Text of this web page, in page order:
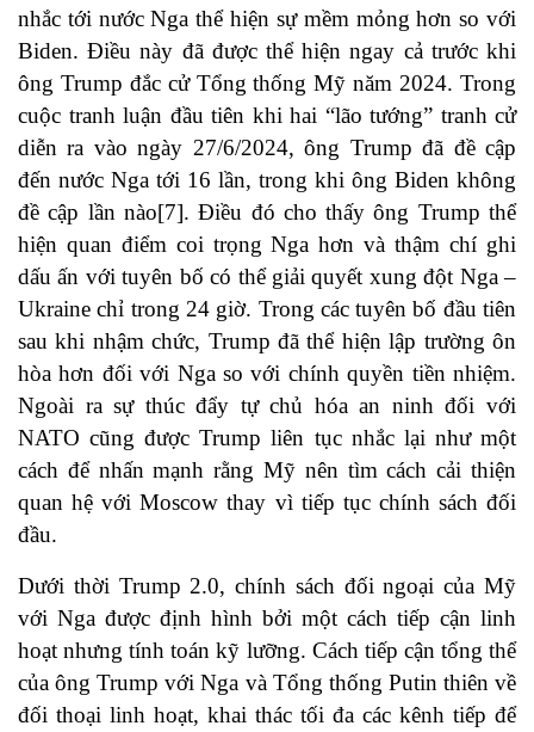
nhắc tới nước Nga thể hiện sự mềm mỏng hơn so với
Biden. Điều này đã được thể hiện ngay cả trước khi
ông Trump đắc cử Tổng thống Mỹ năm 2024. Trong
cuộc tranh luận đầu tiên khi hai “lão tướng” tranh cử
diễn ra vào ngày 27/6/2024, ông Trump đã đề cập
đến nước Nga tới 16 lần, trong khi ông Biden không
đề cập lần nào[7]. Điều đó cho thấy ông Trump thể
hiện quan điểm coi trọng Nga hơn và thậm chí ghi
dấu ấn với tuyên bố có thể giải quyết xung đột Nga –
Ukraine chỉ trong 24 giờ. Trong các tuyên bố đầu tiên
sau khi nhậm chức, Trump đã thể hiện lập trường ôn
hòa hơn đối với Nga so với chính quyền tiền nhiệm.
Ngoài ra sự thúc đẩy tự chủ hóa an ninh đối với
NATO cũng được Trump liên tục nhắc lại như một
cách để nhấn mạnh rằng Mỹ nên tìm cách cải thiện
quan hệ với Moscow thay vì tiếp tục chính sách đối
đầu.
Dưới thời Trump 2.0, chính sách đối ngoại của Mỹ
với Nga được định hình bởi một cách tiếp cận linh
hoạt nhưng tính toán kỹ lưỡng. Cách tiếp cận tổng thể
của ông Trump với Nga và Tổng thống Putin thiên về
đối thoại linh hoạt, khai thác tối đa các kênh tiếp để